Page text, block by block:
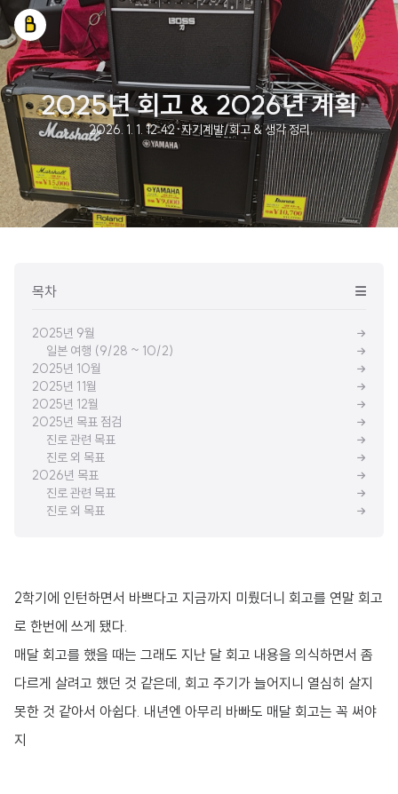
2025년 회고 & 2026년 계획
2026. 1. 1. 12:42·자기계발/회고 & 생각 정리
목차
2025년 9월
일본 여행 (9/28 ~ 10/2)
2025년 10월
2025년 11월
2025년 12월
2025년 목표 점검
진로 관련 목표
진로 외 목표
2026년 목표
진로 관련 목표
진로 외 목표
2학기에 인턴하면서 바쁘다고 지금까지 미뤘더니 회고를 연말 회고
로 한번에 쓰게 됐다.
매달 회고를 했을 때는 그래도 지난 달 회고 내용을 의식하면서 좀
다르게 살려고 했던 것 같은데, 회고 주기가 늘어지니 열심히 살지
못한 것 같아서 아쉽다. 내년엔 아무리 바빠도 매달 회고는 꼭 써야
지